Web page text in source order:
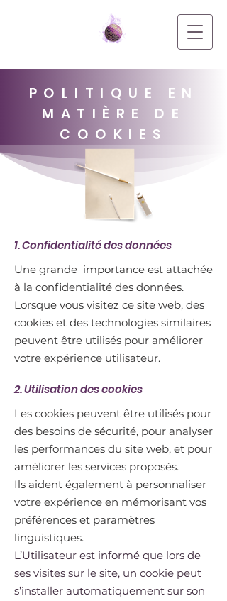
POLITIQUE EN
MATIÈRE DE
COOKIES
1. Confidentialité des données
Une grande importance est attachée
à la confidentialité des données.
Lorsque vous visitez ce site web, des
cookies et des technologies similaires
peuvent être utilisés pour améliorer
votre expérience utilisateur.
2. Utilisation des cookies
Les cookies peuvent être utilisés pour
des besoins de sécurité, pour analyser
les performances du site web, et pour
améliorer les services proposés.
Ils aident également à personnaliser
votre expérience en mémorisant vos
préférences et paramètres
linguistiques.
L’Utilisateur est informé que lors de
ses visites sur le site, un cookie peut
s’installer automatiquement sur son